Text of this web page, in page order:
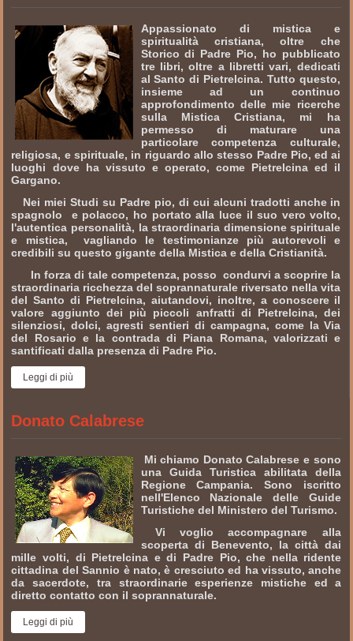
Appassionato di mistica e
spiritualità cristiana, oltre che
Storico di Padre Pio, ho pubblicato
tre libri, oltre a libretti vari, dedicati
al Santo di Pietrelcina. Tutto questo,
insieme ad un continuo
approfondimento delle mie ricerche
sulla Mistica Cristiana, mi ha
permesso di maturare una
particolare competenza culturale,
religiosa, e spirituale, in riguardo allo stesso Padre Pio, ed ai
luoghi dove ha vissuto e operato, come Pietrelcina ed il
Gargano.
Nei miei Studi su Padre pio, di cui alcuni tradotti anche in
spagnolo e polacco, ho portato alla luce il suo vero volto,
l'autentica personalità, la straordinaria dimensione spirituale
e mistica, vagliando le testimonianze più autorevoli e
credibili su questo gigante della Mistica e della Cristianità.
In forza di tale competenza, posso condurvi a scoprire la
straordinaria ricchezza del soprannaturale riversato nella vita
del Santo di Pietrelcina, aiutandovi, inoltre, a conoscere il
valore aggiunto dei più piccoli anfratti di Pietrelcina, dei
silenziosi, dolci, agresti sentieri di campagna, come la Via
del Rosario e la contrada di Piana Romana, valorizzati e
santificati dalla presenza di Padre Pio.
Leggi di più
Donato Calabrese
Mi chiamo Donato Calabrese e sono
una Guida Turistica abilitata della
Regione Campania. Sono iscritto
nell'Elenco Nazionale delle Guide
Turistiche del Ministero del Turismo.
Vi voglio accompagnare alla
scoperta di Benevento, la città dai
mille volti, di Pietrelcina e di Padre Pio, che nella ridente
cittadina del Sannio è nato, è cresciuto ed ha vissuto, anche
da sacerdote, tra straordinarie esperienze mistiche ed a
diretto contatto con il soprannaturale.
Leggi di più